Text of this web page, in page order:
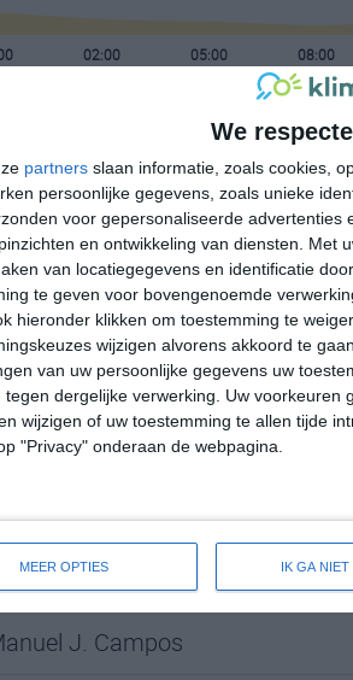
We
partners slaan informatie, zoals cookies,
persoonlijke gegevens, zoals unieke
voor gepersonaliseerde advertenties
en ontwikkeling van diensten.
Met
van locatiegegevens en identificatie
te geven voor bovengenoemde
hieronder klikken om toestemming te
wijzigen alvorens akkoord te gaan.
van uw persoonlijke gegevens uw
tegen dergelijke verwerking. Uw voorkeuren
wijzigen of uw toestemming te allen tijde
"Privacy" onderaan de webpagina.
MEER OPTIES IK GA
02:00 05:00 08:00
WZW 4 WZW 4 WZW 4
08:00
J. Campos